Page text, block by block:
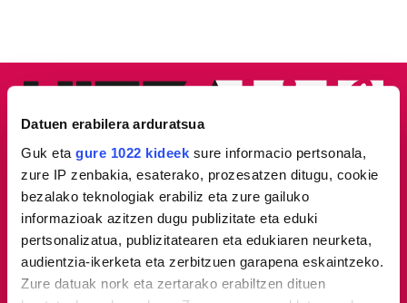
Datuen erabilera arduratsua
Guk eta gure 1022 kideek sure informacio pertsonala,
zure IP zenbakia, esaterako, prozesatzen ditugu, cookie
bezalako teknologiak erabiliz eta zure gailuko
informazioak azitzen dugu publizitate eta eduki
pertsonalizatua, publizitatearen eta edukiaren neurketa,
audientzia-ikerketa eta zerbitzuen garapena eskaintzeko.
Zure datuak nork eta zertarako erabiltzen dituen